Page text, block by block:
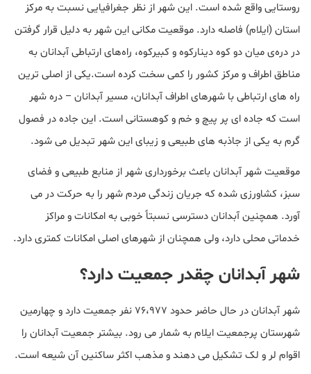
روستایی واقع شده است. این شهر از نظر جغرافیایی نسبت به مرکز
استان (ایلام) فاصله دارد. موقعیت مکانی این شهر به دلیل قرار گرفتن
در دره‌ی میان دو کوه دینارکوه و کبیرکوه، راه‌های ارتباطی آبدانان به
مناطق اطراف و مرکز کشور را کمی سخت کرده است.یکی از اصلی ترین
راه های ارتباطی با شهرهای اطراف آبدانان، مسیر آبدانان – دره شهر
است که جاده ای پر پیچ و خم و کوهستانی است. این جاده در فصول
گرم به یکی از جاذبه های طبیعی و زیبای این شهر تبدیل می شود.
موقعیت شهر آبدانان باعث برخورداری شهر از منابع طبیعی و فضای
سبز، کشاورزی شده که جریان زندگی مردم شهر را به حرکت در می
آورد. همچنین آبدانان دسترسی نسبتاً خوبی به امکانات و مراکز
خدماتی محلی دارد، ولی همچنان از شهرهای اصلی امکانات کمتری دارد.
شهر آبدانان چقدر جمعیت دارد؟
شهر آبدانان در حال حاضر حدود 76،977 نفر جمعیت دارد و چهارمین
شهرستان پرجمعیت ایلام به شمار می رود. بیشتر جمعیت آبدانان را
اقوام لر و لک تشکیل می دهند و مذهب اکثر ساکنین آن شیعه است.